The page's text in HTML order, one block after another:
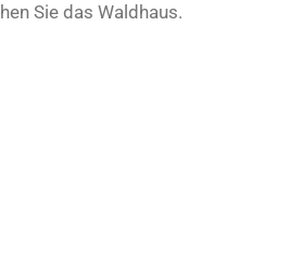
Sie das Waldhaus.